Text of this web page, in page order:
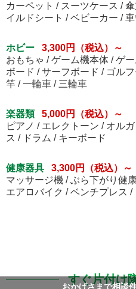
カーペット / スーツケース /
イルドシート / ベビーカー /
ホビー
3,300円（税込）～
おもちゃ / ゲーム機本体 / ゲ
ボード / サーフボード / ゴル
竿 / 一輪車 / 三輪車
楽器類
5,000円（税込）～
ピアノ / エレクトーン / オル
ス / ドラム / キーボード
健康器具
3,300円（税込）～
マッサージ機 / ぶら下がり健
エアロバイク / ベンチプレス /
すぐ片付け
おかげさまで相談